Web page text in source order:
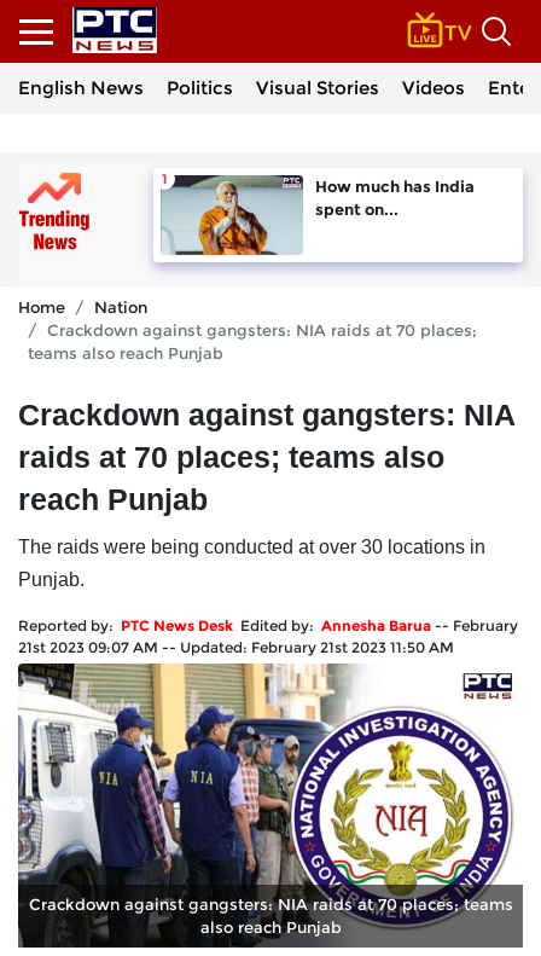
English News Politics Visual Stories Videos
How much has India
spent on...
Home
Nation
Crackdown against gangsters: NIA raids at 70 places;
teams also reach Punjab
Crackdown against gangsters: NIA
raids at 70 places; teams also
reach Punjab
The raids were being conducted at over 30 locations in
Punjab.
Reported by: PTC News Desk Edited by: Annesha Barua -- February
21st 2023 09:07 AM -- Updated: February 21st 2023 11:50 AM
Crackdown against gangsters: NIA raids at 70 places; teams
also reach Punjab